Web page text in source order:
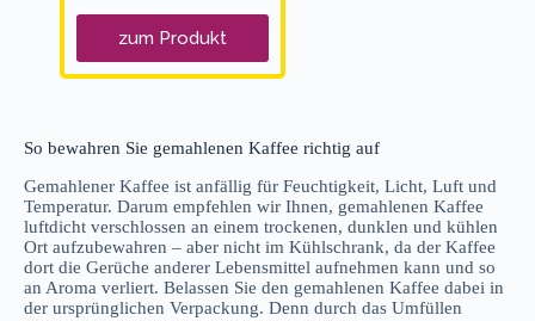
zum Produkt
So bewahren Sie gemahlenen Kaffee richtig auf
Gemahlener Kaffee ist anfällig für Feuchtigkeit, Licht, Luft und
Temperatur. Darum empfehlen wir Ihnen, gemahlenen Kaffee
luftdicht verschlossen an einem trockenen, dunklen und kühlen
Ort aufzubewahren – aber nicht im Kühlschrank, da der Kaffee
dort die Gerüche anderer Lebensmittel aufnehmen kann und so
an Aroma verliert. Belassen Sie den gemahlenen Kaffee dabei in
der ursprünglichen Verpackung. Denn durch das Umfüllen